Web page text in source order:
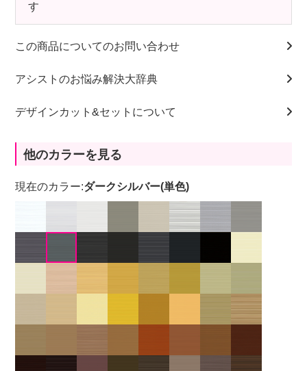
す
この商品についてのお問い合わせ
アシストのお悩み解決大辞典
デザインカット&セットについて
他のカラーを見る
現在のカラー:ダークシルバー(単色)